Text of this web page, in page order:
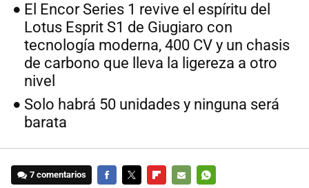
El Encor Series 1 revive el espíritu del
Lotus Esprit S1 de Giugiaro con
tecnología moderna, 400 CV y un chasis
de carbono que lleva la ligereza a otro
nivel
Solo habrá 50 unidades y ninguna será
barata
7 comentarios